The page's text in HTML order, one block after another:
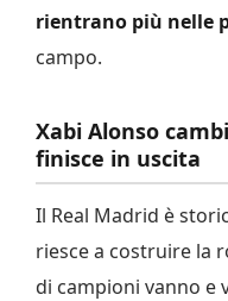
rientrano più nelle
campo.
Xabi Alonso
finisce in uscita
Il Real Madrid è
riesce a costruire la
di campioni vanno e